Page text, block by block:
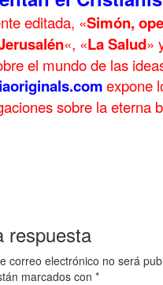
editada, «Simón,
«, «La Salud»
el mundo de las
expone
sobre la eterna
respuesta
correo electrónico no será
marcados con *